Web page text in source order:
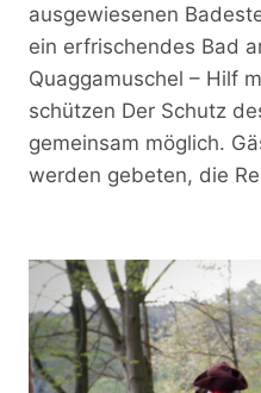
ausgewiesenen
ein erfrischendes Bad
Quaggamuschel – Hilf
schützen Der Schutz
gemeinsam möglich.
werden gebeten, die